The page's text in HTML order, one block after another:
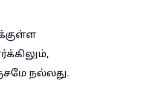
நல்லது.